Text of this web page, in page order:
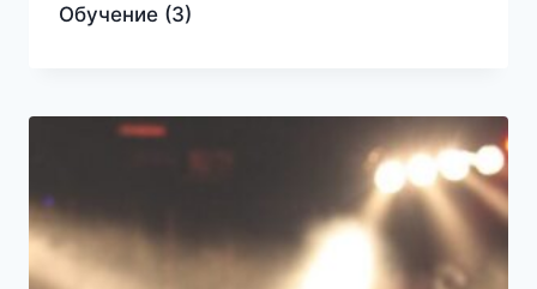
Обучение (3)